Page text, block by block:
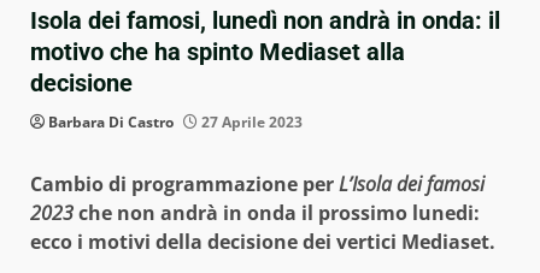
Isola dei famosi, lunedì non andrà in onda: il
motivo che ha spinto Mediaset alla
decisione
Barbara Di Castro 27 Aprile 2023
Cambio di programmazione perL’Isola dei famosi
2023che non andrà in onda il prossimo lunedi:
ecco i motivi della decisione dei vertici Mediaset.